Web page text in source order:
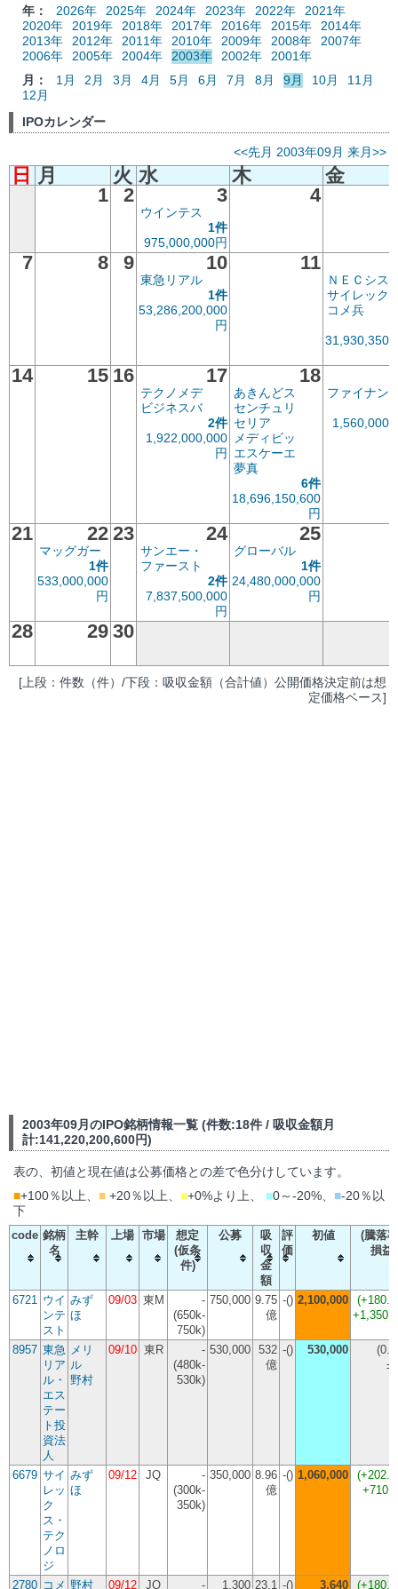
年： 2026年 2025年 2024年 2023年 2022年
2021年
2020年
2019年 2018年 2017年 2016年 2015年
2014年
2013年
2012年 2011年 2010年 2009年 2008年
2007年
2006年
2005年 2004年 2003年 2002年
2001年
月：
1月 2月 3月 4月 5月 6月 7月 8月 9月 10月
11月
12月
IPOカレンダー
<<先月 2003年09月 来月>>
日 月 火 水 木
金
1
2 3
ウインテス
1件
975,000,000円
4
7 8 9 10
東急リアル
1件
53,286,200,000
円
11
ＮＥＣシス
サイレック
コメ兵
14 15 16 17
テクノメデ
ビジネスバ
2件
1,922,000,000
円
18
あきんどス
センチュリ
セリア
メディビッ
エスケーエ
夢真
6件
18,696,150,600
円
ファイナン
21 22
マッグガー
1件
533,000,000
円
23 24
サンエー・
ファースト
2件
7,837,500,000
円
25
グローバル
1件
24,480,000,000
円
28 29 30
[上段：件数（件）/下段：吸収金額（合計値）公開価格決定前は想
定価格ベース]
2003年09月のIPO銘柄情報一覧 (件数:18件 / 吸収金額月
計:141,220,200,600円)
表の、初値と現在値は公募価格との差で色分けしています。
■+100％以上、 ■ +20％以上、 ■+0%より上、 ■0～-20%、 ■-20％以
下
code 銘柄
名
主幹 上場 市場
想定
(仮条
件)
公募
吸
収
金
額
評
価
初値
(騰落
損益
6721 ウイ
ンテ
スト
みず
ほ
09/03 東M
-
(650k-
750k)
750,000 9.75
億
-() 2,100,000 (
8957 東急
リア
ル・
エス
テー
ト投
資法
人
メリ
ル
野村
09/10 東R
-
(480k-
530k)
530,000 532
億
-() 530,000 (
6679 サイ
レッ
ク
ス・
テク
ノロ
ジ
みず
ほ
09/12 JQ
-
(300k-
350k)
350,000 8.96
億
-() 1,060,000 (
2780 コメ 野村 09/12 JQ - 1,300 23.1 -() 3,640 (